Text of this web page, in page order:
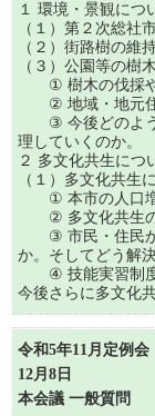
１ 環境・景観につ
（１）第２次総社
（２）街路樹の維
（３）公園等の樹
① 樹木の伐採や
② 地域・地元住
③ 今後どのよう
理していくのか。
２ 多文化共生につ
（１）多文化共生
① 本市の人口増
② 多文化共生の
③ 市民・住民か
か。そしてどう解
④ 技能実習制度
今後さらに多文化
令和5年11月定例会
12月8日
本会議 一般質問